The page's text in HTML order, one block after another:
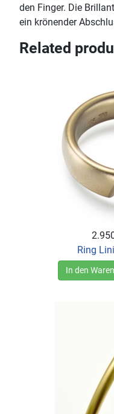
den Finger. Die
ein krönender
Related
Ring
In den